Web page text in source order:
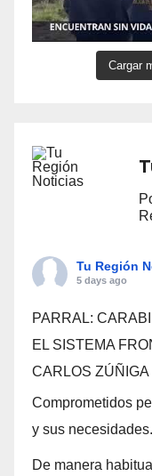
Cargar
Tu Región
5 days ago
PARRAL:
EL SISTEMA
CARLOS
Comprometidos
y sus necesidades.
De manera